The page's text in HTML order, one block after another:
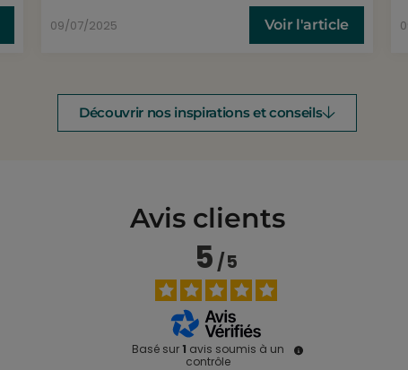
09/07/2025 Voir l'article
Découvrir nos inspirations et conseils
Avis clients
5/5
Basé sur 1 avis soumis à un
contrôle